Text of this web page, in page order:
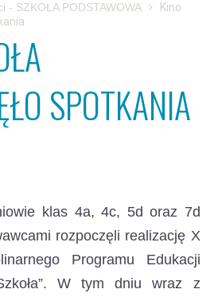
- SZKOŁA PODSTAWOWA
Kino
SPOTKANIA
klas 4a, 4c, 5d oraz 7d
rozpoczęli realizację X
Programu Edukacji
W tym dniu wraz z